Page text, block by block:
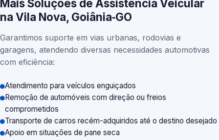
Mais Soluções de Assistência Veicular
na Vila Nova, Goiânia‑GO
Garantimos suporte em vias urbanas, rodovias e
garagens, atendendo diversas necessidades automotivas
com eficiência:
Atendimento para veículos enguiçados
Remoção de automóveis com direção ou freios
comprometidos
Transporte de carros recém-adquiridos até o destino desejado
Apoio em situações de pane seca